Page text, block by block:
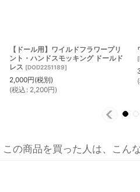
【ドール用】ワイルドフラワープリ
ント・ハンドスモッキング ドールド
レス [DOD2251189]
2,000円(税別)
(税込 : 2,200円)
[
(
この商品を買った人は、こん